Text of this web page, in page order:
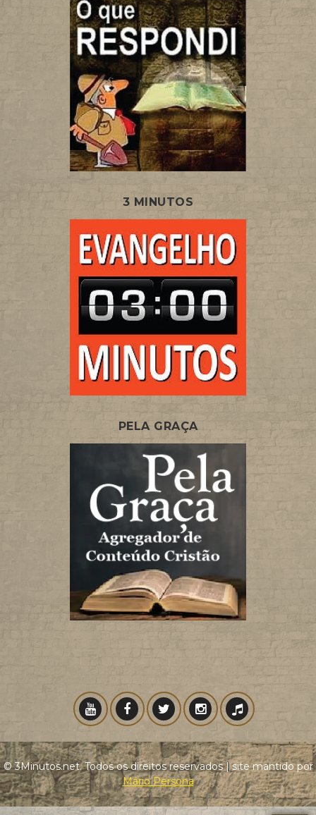
3 MINUTOS
PELA GRAÇA
© 3Minutos.net. Todos os direitos reservados | site mantido por
Mário Persona